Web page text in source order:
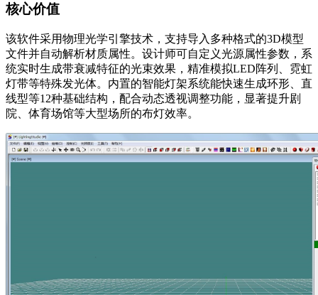
核心价值
该软件采用物理光学引擎技术，支持导入多种格式的3D模型
文件并自动解析材质属性。设计师可自定义光源属性参数，系
统实时生成带衰减特征的光束效果，精准模拟LED阵列、霓虹
灯带等特殊发光体。内置的智能灯架系统能快速生成环形、直
线型等12种基础结构，配合动态透视调整功能，显著提升剧
院、体育场馆等大型场所的布灯效率。